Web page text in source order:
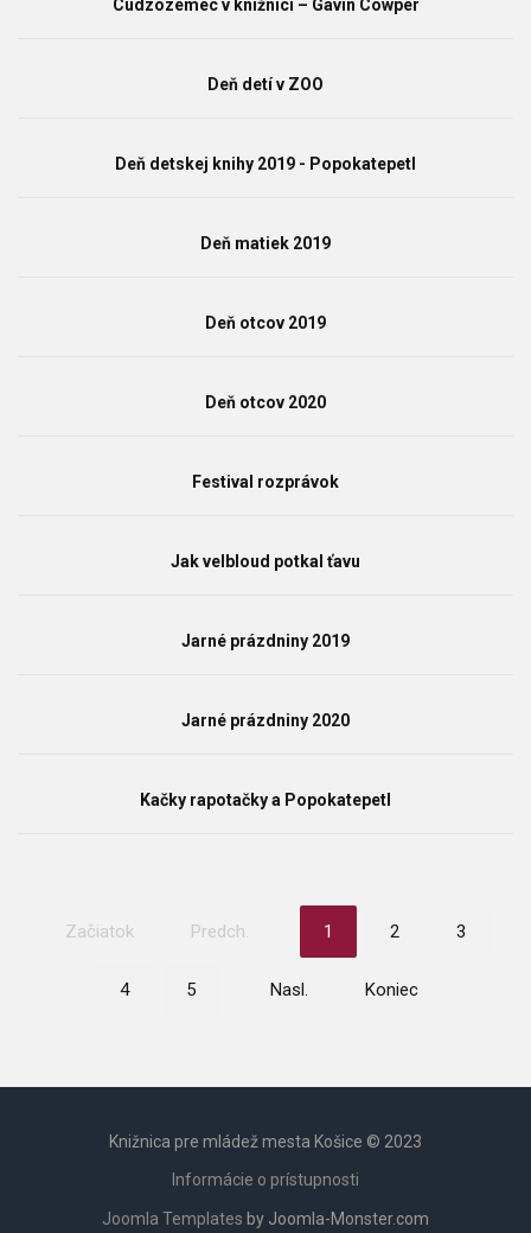
Cudzozemec v knižnici – Gavin Cowper
Deň detí v ZOO
Deň detskej knihy 2019 - Popokatepetl
Deň matiek 2019
Deň otcov 2019
Deň otcov 2020
Festival rozprávok
Jak velbloud potkal ťavu
Jarné prázdniny 2019
Jarné prázdniny 2020
Kačky rapotačky a Popokatepetl
Začiatok Predch. 1 2 3
4 5 Nasl. Koniec
Knižnica pre mládež mesta Košice © 2023
Informácie o prístupnosti
Joomla Templates by Joomla-Monster.com